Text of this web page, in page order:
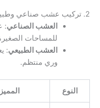
2. تركيب عشب صناعي وطبيعي بجدة
العشب الصناعي:
للمساحات
العشب الطبيعي:
وري منتظم.
النوع